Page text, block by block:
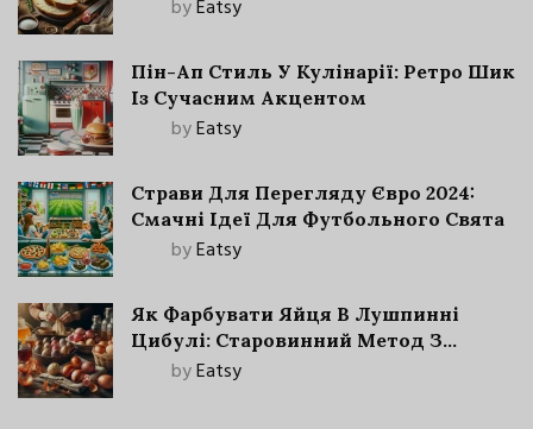
byEatsy
Пін-Ап Стиль У Кулінарії: Ретро Шик
Із Сучасним Акцентом
byEatsy
Страви Для Перегляду Євро 2024:
Смачні Ідеї Для Футбольного Свята
byEatsy
Як Фарбувати Яйця В Лушпинні
Цибулі: Старовинний Метод З
Сучасними Нюансами
byEatsy